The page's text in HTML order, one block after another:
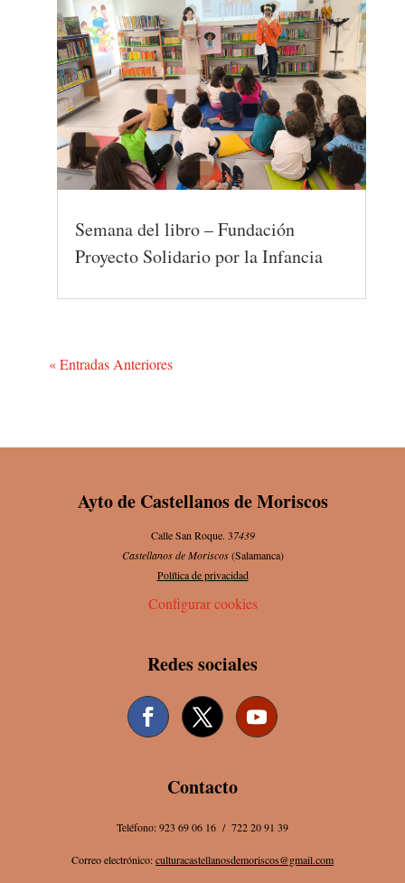
Semana del libro – Fundación
Proyecto Solidario por la Infancia
« Entradas Anteriores
Ayto de Castellanos de Moriscos
Calle San Roque. 37439
Castellanos de Moriscos(Salamanca)
Política de privacidad
Configurar cookies
Redes sociales
Contacto
Teléfono: 923 69 06 16 / 722 20 91 39
Correo electrónico:culturacastellanosdemoriscos@gmail.com